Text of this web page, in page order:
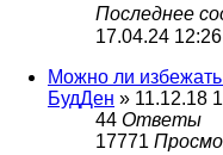
Последнее
17.04.24 12:26
Можно ли
БудДен » 11.12.18
44 Ответы
17771